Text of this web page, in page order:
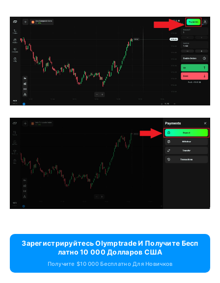
Зарегистрируйтесь Olymptrade И Получите Бесп
Латно 10 000 Долларов США
Получите $10 000 Бесплатно Для Новичков